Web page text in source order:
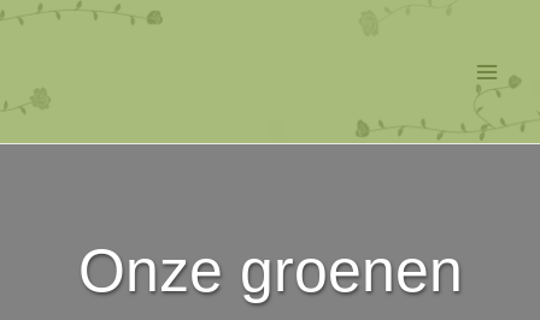
Ga
Onze groenen